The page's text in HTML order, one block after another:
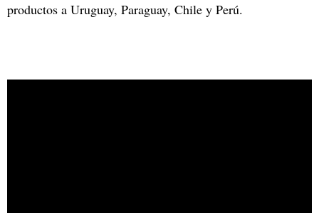
productos a Uruguay, Paraguay, Chile y Perú.